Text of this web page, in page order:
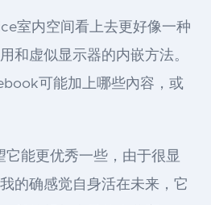
室内空间看上去更好像一种
和虚似显示器的内嵌方法。
可能加上哪些內容，或
它能更优秀一些，由于很显
的确感觉自身活在未来，它